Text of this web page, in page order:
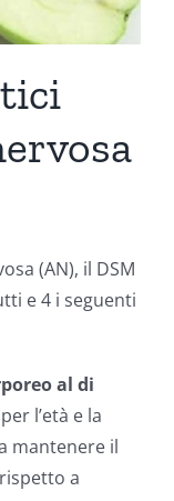
(AN), il DSM
e 4 i seguenti
al di
per l’età e la
mantenere il
a